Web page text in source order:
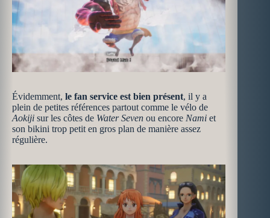
Évidemment, le fan service est bien présent, il y a
plein de petites références partout comme le vélo de
Aokiji sur les côtes de Water Seven ou encore Nami et
son bikini trop petit en gros plan de manière assez
régulière.